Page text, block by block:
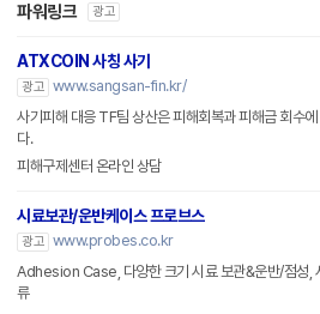
파워링크 광고
ATXCOIN 사칭 사기
광고 www.sangsan-fin.kr/
사기피해 대응 TF팀 상산은 피해회복과 피해금 회수에
다.
피해구제센터 온라인 상담
시료보관/운반케이스 프로브스
광고 www.probes.co.kr
Adhesion Case, 다양한 크기 시료 보관&운반/점성,
류